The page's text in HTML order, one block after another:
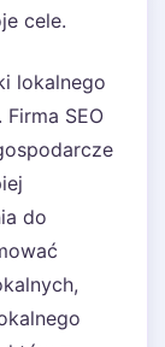
cele.
lokalnego
SEO
do